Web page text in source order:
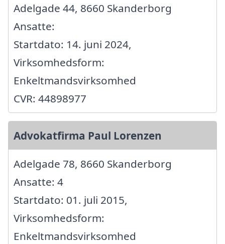
Adelgade 44, 8660 Skanderborg
Ansatte:
Startdato: 14. juni 2024,
Virksomhedsform:
Enkeltmandsvirksomhed
CVR: 44898977
Advokatfirma Paul Lorenzen
Adelgade 78, 8660 Skanderborg
Ansatte: 4
Startdato: 01. juli 2015,
Virksomhedsform:
Enkeltmandsvirksomhed